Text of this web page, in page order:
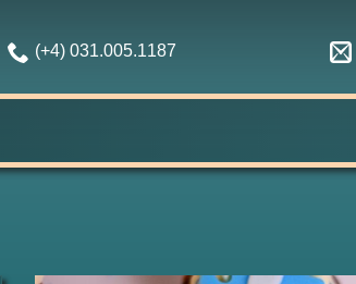
(+4) 031.005.1187